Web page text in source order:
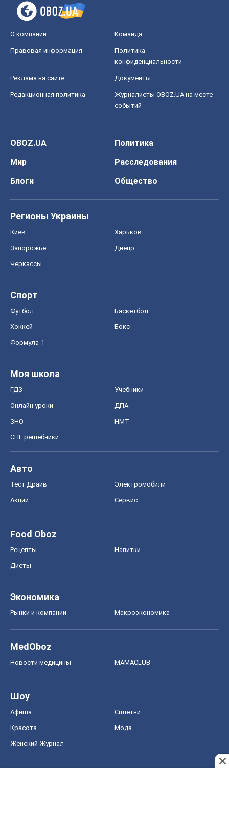
О компании Команда
Правовая информация
Политика
конфиденциальности
Реклама на сайте Документы
Редакционная политика
Журналисты OBOZ.UA на месте
событий
OBOZ.UA
Политика
Мир
Расследования
Блоги
Общество
Регионы Украины
Киев Харьков
Запорожье Днепр
Черкассы
Спорт
Футбол Баскетбол
Хоккей Бокс
Формула-1
Моя школа
ГДЗ Учебники
Онлайн уроки ДПА
ЗНО НМТ
СНГ решебники
Авто
Тест Драйв Электромобили
Акции Сервис
Food Oboz
Рецепты Напитки
Диеты
Экономика
Рынки и компании Mакроэкономика
MedOboz
Новости медицины MAMACLUB
Шоу
Афиша Сплетни
Красота Мода
Женский Журнал